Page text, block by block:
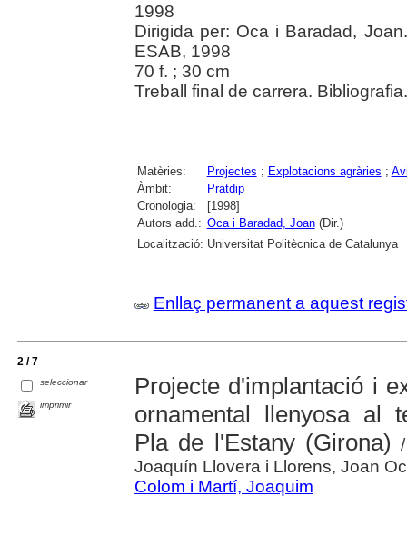
1998
Dirigida per: Oca i Baradad,
ESAB, 1998
70 f. ; 30 cm
Treball final de carrera. Bibliografia.
Matèries: Projectes ; Explotacions agràries ;
Àmbit:
Pratdip
Cronologia:
[1998]
Autors add.: Oca i Baradad, Joan(Dir.)
Localització: Universitat Politècnica de Catalunya
Enllaç permanent a aquest
2 / 7
seleccionar
imprimir
Projecte d'implantació i
ornamental llenyosa al
Pla de l'Estany (Girona)
Joaquín Llovera i Llorens, Joan
Colom i Martí, Joaquim